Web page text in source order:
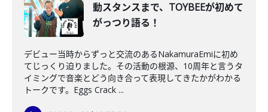
動スタンスまで、TOYBEEが初めて
がっつり語る！
デビュー当時からずっと交流のあるNakamuraEmiに初め
てじっくり迫りました。その活動の根源、10周年と言うタ
イミングで音楽とどう向き合って表現してきたかがわかる
トークです。Eggs Crack ...